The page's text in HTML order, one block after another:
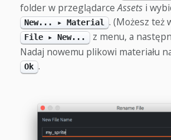
folder w przeglądarceAssetsi
New... ▸ Material . (Możesz też
File ▸ New... z menu, a
Nadaj nowemu plikowi materiału
Ok .